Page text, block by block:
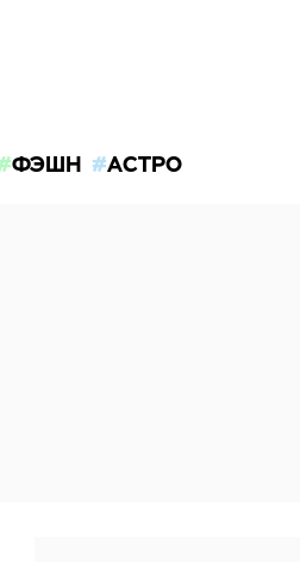
ФЭШН АСТРО